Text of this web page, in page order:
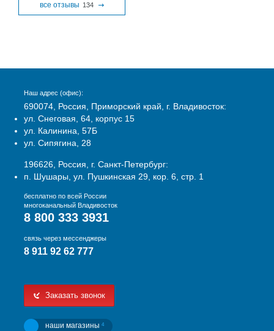
все отзывы 134
Наш адрес (офис):
690074, Россия, Приморский край, г. Владивосток:
ул. Снеговая, 64, корпус 15
ул. Калинина, 57Б
ул. Сипягина, 28
196626, Россия, г. Санкт-Петербург:
п. Шушары, ул. Пушкинская 29, кор. 6, стр. 1
бесплатно по всей России
многоканальный Владивосток
8 800 333 3931
связь через мессенджеры
8 911 92 62 777
Заказать звонок
наши магазины 4